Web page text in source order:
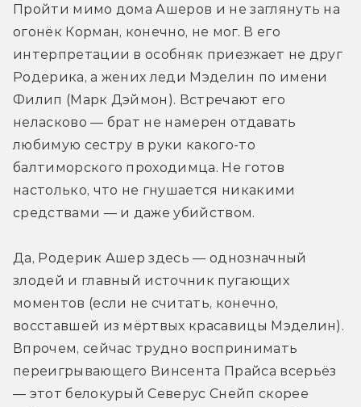
Пройти мимо дома Ашеров и не заглянуть на
огонёк Корман, конечно, не мог. В его
интерпретации в особняк приезжает не друг
Родерика, а жених леди Мэделин по имени
Филип (Марк Дэймон). Встречают его
неласково — брат не намерен отдавать
любимую сестру в руки какого-то
балтиморского проходимца. Не готов
настолько, что не гнушается никакими
средствами — и даже убийством.
Да, Родерик Ашер здесь — однозначный
злодей и главный источник пугающих
моментов (если не считать, конечно,
восставшей из мёртвых красавицы Мэделин).
Впрочем, сейчас трудно воспринимать
переигрывающего Винсента Прайса всерьёз
— этот белокурый Северус Снейп скорее